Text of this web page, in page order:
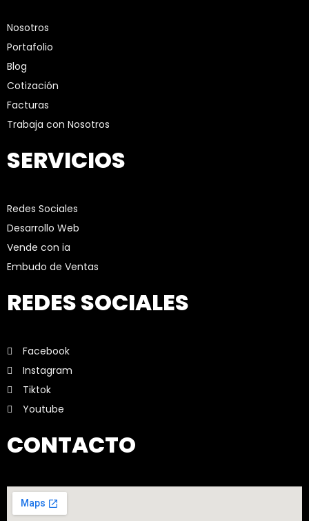
Nosotros
Portafolio
Blog
Cotización
Facturas
Trabaja con Nosotros
SERVICIOS
Redes Sociales
Desarrollo Web
Vende con ia
Embudo de Ventas
REDES SOCIALES
Facebook
Instagram
Tiktok
Youtube
CONTACTO